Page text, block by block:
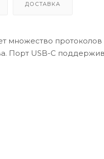
ДОСТАВКА
множество
Порт USB-C